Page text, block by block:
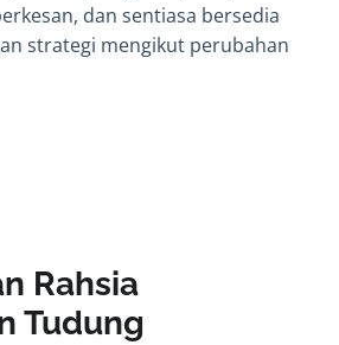
dan sentiasa bersedia
strategi mengikut perubahan
Rahsia
Tudung